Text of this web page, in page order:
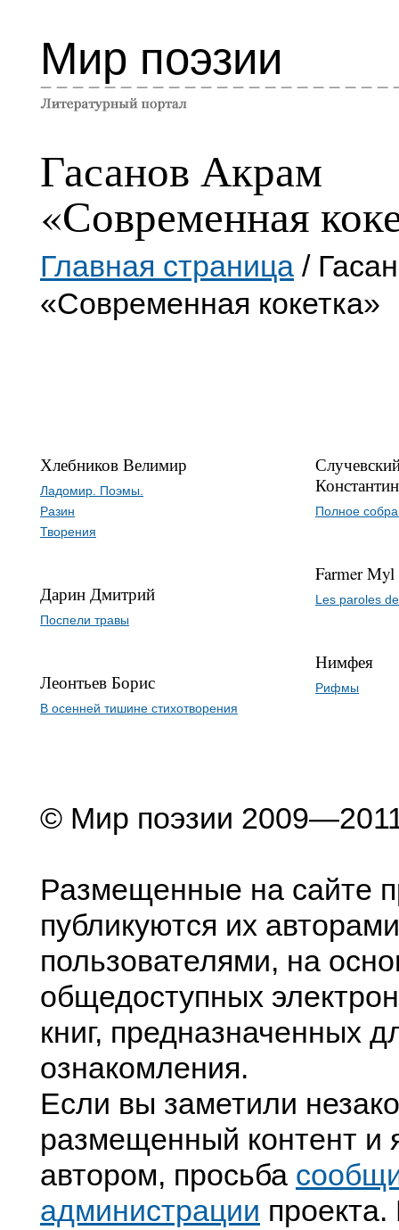
Мир поэзии
Гасанов Акрам
«Современная
Главная страница /
«Современная кокетка»
Хлебников Велимир
Ладомир. Поэмы.
Разин
Творения
Дарин Дмитрий
Поспели травы
Леонтьев Борис
В осенней тишине стихотворения
Полное
Farmer Myl
Les paroles
Нимфея
Рифмы
© Мир поэзии
Размещенные на сайте
публикуются их
пользователями, на
общедоступных
книг, предназначенных
ознакомления.
Если вы заметили
размещенный контент и
автором, просьба
администрации